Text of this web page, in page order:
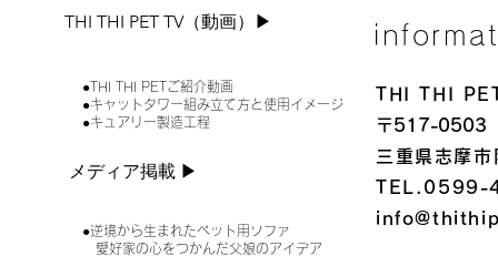
THI THI PET TV（動画）▶︎
●THI THI PETご紹介動画
●キャットタワー組み立て方と使用イメージ
●キュアリー製造工程
メディア掲載 ▶︎
●逆境から生まれたペット用ソファ
愛好家の心をつかんだ父娘のアイデア
THI THI
〒517-0503
三重県志摩
TEL.0599-